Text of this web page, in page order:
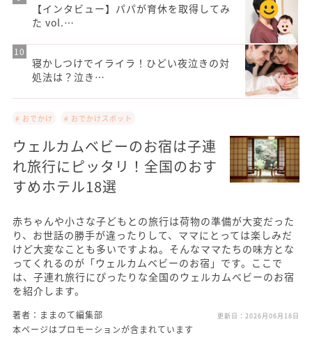
【インタビュー】パパが育休を取得してみ
た vol.…
寝かしつけでイライラ！ひどい夜泣きの対
処法は？泣き…
# おでかけ # おでかけスポット
ウェルカムベビーのお宿は子連
れ旅行にピッタリ！全国のおす
すめホテル18選
赤ちゃんや小さな子どもとの旅行は荷物の準備が大変だった
り、お世話の勝手が違ったりして、ママにとっては楽しみだ
けど大変なことも多いですよね。そんなママたちの味方とな
ってくれるのが「ウェルカムベビーのお宿」です。ここで
は、子連れ旅行にぴったりな全国のウェルカムベビーのお宿
を紹介します。
著者：ままのて編集部 更新日： 2026月06月18日
本ページはプロモーションが含まれています